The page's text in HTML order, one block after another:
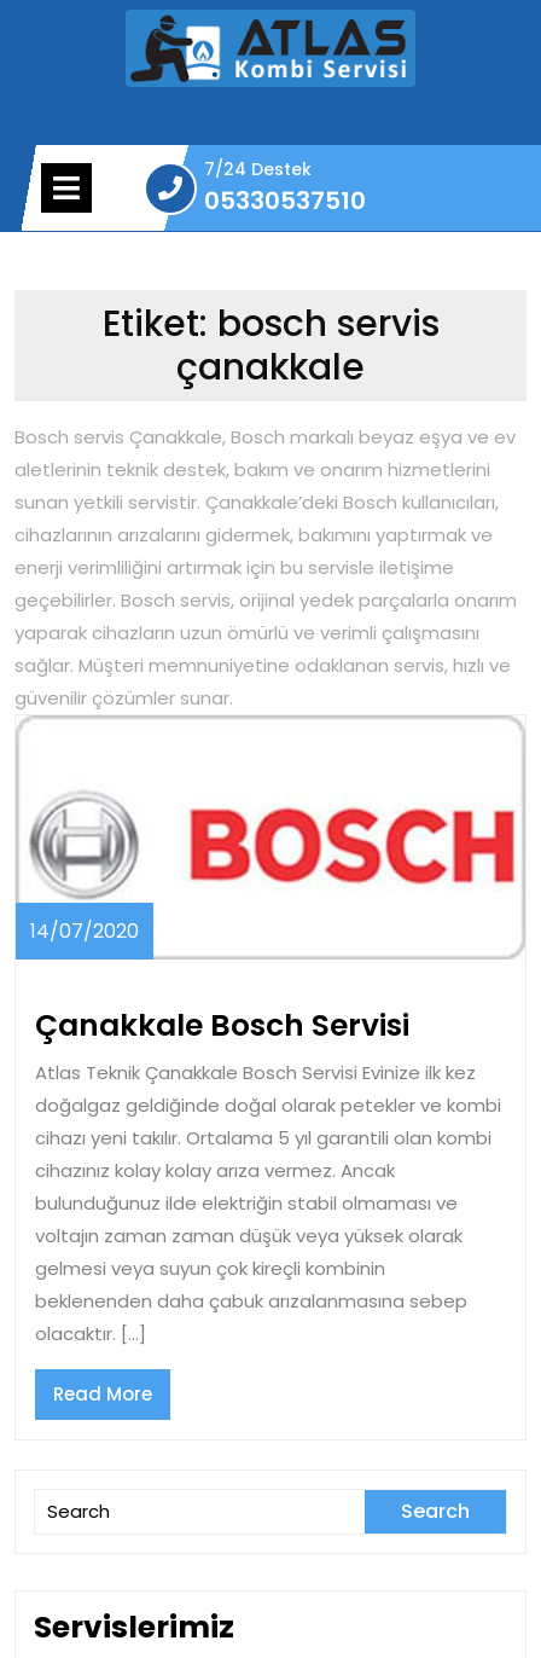
7/24 Destek
05330537510
05330537510
Etiket: bosch servis
çanakkale
Bosch servis Çanakkale, Bosch markalı beyaz eşya ve ev
aletlerinin teknik destek, bakım ve onarım hizmetlerini
sunan yetkili servistir. Çanakkale’deki Bosch kullanıcıları,
cihazlarının arızalarını gidermek, bakımını yaptırmak ve
enerji verimliliğini artırmak için bu servisle iletişime
geçebilirler. Bosch servis, orijinal yedek parçalarla onarım
yaparak cihazların uzun ömürlü ve verimli çalışmasını
sağlar. Müşteri memnuniyetine odaklanan servis, hızlı ve
güvenilir çözümler sunar.
14/07/2020
Çanakkale Bosch Servisi
Bosch
Servisi
Atlas Teknik Çanakkale Bosch Servisi Evinize ilk kez
doğalgaz geldiğinde doğal olarak petekler ve kombi
cihazı yeni takılır. Ortalama 5 yıl garantili olan kombi
cihazınız kolay kolay arıza vermez. Ancak
bulunduğunuz ilde elektriğin stabil olmaması ve
voltajın zaman zaman düşük veya yüksek olarak
gelmesi veya suyun çok kireçli kombinin
beklenenden daha çabuk arızalanmasına sebep
olacaktır. […]
Read MoreRead
More
Search
Servislerimiz